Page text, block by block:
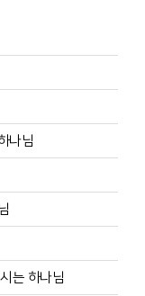
나님
는 하나님